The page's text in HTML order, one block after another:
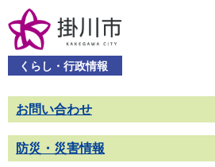
くらし・行政情報
お問い合わせ
防災・災害情報